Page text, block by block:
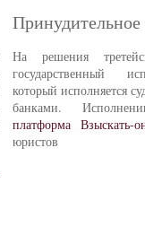
На решения
государственный
который исполняется
банками.
платформа Взыскать-
юристов